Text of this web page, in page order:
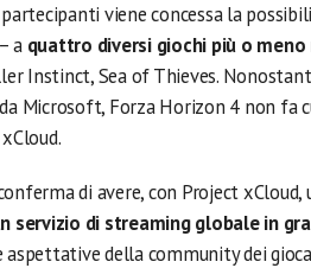
viene concessa la
a quattro diversi giochi più o
Instinct, Sea of Thieves.
Microsoft, Forza Horizon 4 non fa
di avere, con Project
servizio di streaming globale in
aspettative della community dei